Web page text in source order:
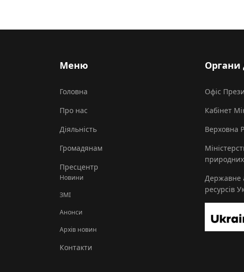
Меню
Головна
Про нас
Діяльність
Громадянам
Пресцентр
Новини
ЗМІ
Анонси
Архів новин
Контакти
Органи
Офіс
Кабінет
Верховна
природних
Державне
ресурсів